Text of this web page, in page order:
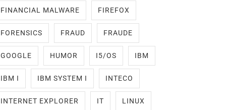
FINANCIAL MALWARE FIREFOX
FORENSICS FRAUD FRAUDE
GOOGLE HUMOR I5/OS IBM
IBM I IBM SYSTEM I INTECO
INTERNET EXPLORER IT LINUX